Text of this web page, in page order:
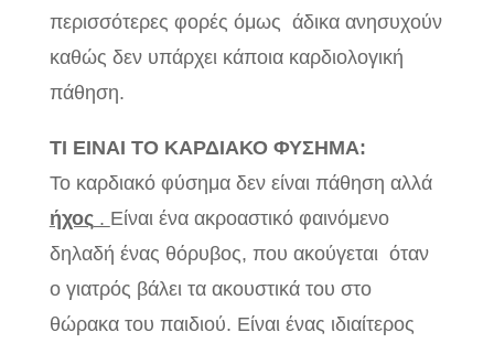
περισσότερες φορές όμως άδικα ανησυχούν
καθώς δεν υπάρχει κάποια καρδιολογική
πάθηση.
ΤΙ ΕΙΝΑΙ ΤΟ ΚΑΡΔΙΑΚΟ ΦΥΣΗΜΑ:
Το καρδιακό φύσημα δεν είναι πάθηση αλλά
ήχος. Είναι ένα ακροαστικό φαινόμενο
δηλαδή ένας θόρυβος, που ακούγεται όταν
ο γιατρός βάλει τα ακουστικά του στο
θώρακα του παιδιού. Είναι ένας ιδιαίτερος